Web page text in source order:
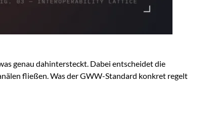
genau dahintersteckt. Dabei entscheidet die
fließen. Was der GWW-Standard konkret regelt